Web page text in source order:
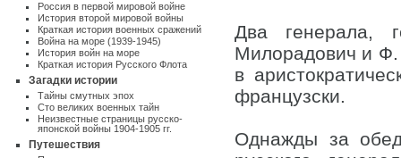
Россия в первой мировой войне
История второй мировой войны
Краткая история военных сражений
Война на море (1939-1945)
История войн на море
Краткая история Русского Флота
Загадки истории
Тайны смутных эпох
Сто великих военных тайн
Неизвестные страницы русско-
японской войны 1904-1905 гг.
Путешествия
Два генерала,
Милорадович и Ф.
в
французски.
Однажды за